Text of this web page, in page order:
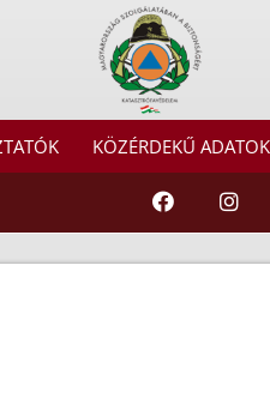
KÖZÉRDEKŰ ADATOK